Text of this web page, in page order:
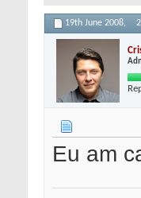
19th June 2008,
Eu am